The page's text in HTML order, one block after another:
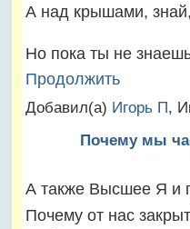
А над крышами,
Но пока ты не
Продолжить
Добавил(а) Игорь П,
Почему мы
А также Высшее Я и
Почему от нас